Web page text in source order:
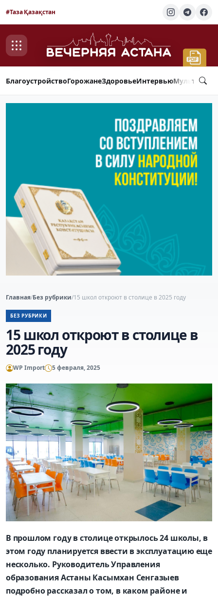
#Таза Қазақстан
БлагоустройствоГорожанеЗдоровьеИнтервью
Главная/Без рубрики/15 школ откроют в столице в 2025 году
БЕЗ РУБРИКИ
15 школ откроют в столице в
2025 году
WP Import 5 февраля, 2025
В прошлом году в столице открылось 24 школы, в
этом году планируется ввести в эксплуатацию еще
несколько. Руководитель Управления
образования Астаны Касымхан Сенгазыев
подробно рассказал о том, в каком районе и